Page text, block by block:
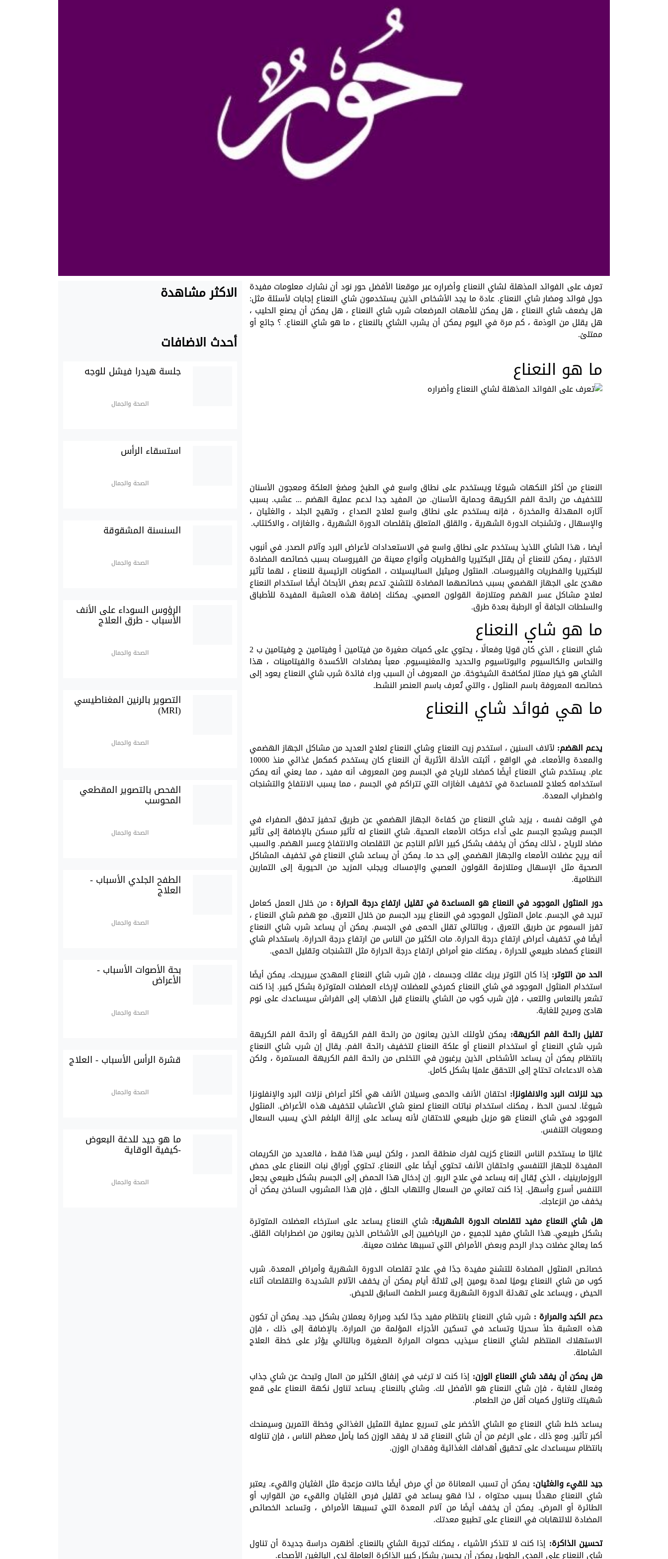
تعرف على الفوائد المذهلة لشاي النعناع وأضراره عبر موقعنا الأفضل حور نود أن نشارك معلومات مفيدة
حول فوائد ومضار شاي النعناع. عادة ما يجد الأشخاص الذين يستخدمون شاي النعناع إجابات لأسئلة مثل:
هل يضعف شاي النعناع ، هل يمكن للأمهات المرضعات شرب شاي النعناع ، هل يمكن أن يصنع الحليب ،
هل يقلل من الوذمة ، كم مرة في اليوم يمكن أن يشرب الشاي بالنعناع ، ما هو شاي النعناع. ؟ جائع أو
ممتلئ.
ما هو النعناع
النعناع من أكثر النكهات شيوعًا ويستخدم على نطاق واسع في الطبخ ومضغ العلكة ومعجون الأسنان
للتخفيف من رائحة الفم الكريهة وحماية الأسنان. من المفيد جدا لدعم عملية الهضم ... عشب. بسبب
آثاره المهدئة والمخدرة ، فإنه يستخدم على نطاق واسع لعلاج الصداع ، وتهيج الجلد ، والغثيان ،
والإسهال ، وتشنجات الدورة الشهرية ، والقلق المتعلق بتقلصات الدورة الشهرية ، والغازات ، والاكتئاب.
أيضا ، هذا الشاي اللذيذ يستخدم على نطاق واسع في الاستعدادات لأعراض البرد وآلام الصدر. في أنبوب
الاختبار ، يمكن للنعناع أن يقتل البكتيريا والفطريات وأنواع معينة من الفيروسات بسبب خصائصه المضادة
للبكتيريا والفطريات والفيروسات. المنثول وميثيل الساليسيلات ، المكونات الرئيسية للنعناع ، لهما تأثير
مهدئ على الجهاز الهضمي بسبب خصائصهما المضادة للتشنج. تدعم بعض الأبحاث أيضًا استخدام النعناع
لعلاج مشاكل عسر الهضم ومتلازمة القولون العصبي. يمكنك إضافة هذه العشبة المفيدة للأطباق
والسلطات الجافة أو الرطبة بعدة طرق.
ما هو شاي النعناع
شاي النعناع ، الذي كان قويًا وفعالًا ، يحتوي على كميات صغيرة من فيتامين أ وفيتامين ج وفيتامين ب 2
والنحاس والكالسيوم والبوتاسيوم والحديد والمغنيسيوم. معبأ بمضادات الأكسدة والفيتامينات ، هذا
الشاي هو خيار ممتاز لمكافحة الشيخوخة. من المعروف أن السبب وراء فائدة شرب شاي النعناع يعود إلى
خصائصه المعروفة باسم المنثول ، والتي تُعرف باسم العنصر النشط.
ما هي فوائد شاي النعناع
يدعم الهضم: لآلاف السنين ، استخدم زيت النعناع وشاي النعناع لعلاج العديد من مشاكل الجهاز الهضمي
والمعدة والأمعاء. في الواقع ، أثبتت الأدلة الأثرية أن النعناع كان يستخدم كمكمل غذائي منذ 10000
عام. يستخدم شاي النعناع أيضًا كمضاد للرياح في الجسم ومن المعروف أنه مفيد ، مما يعني أنه يمكن
استخدامه كعلاج للمساعدة في تخفيف الغازات التي تتراكم في الجسم ، مما يسبب الانتفاخ والتشنجات
واضطراب المعدة.
في الوقت نفسه ، يزيد شاي النعناع من كفاءة الجهاز الهضمي عن طريق تحفيز تدفق الصفراء في
الجسم ويشجع الجسم على أداء حركات الأمعاء الصحية. شاي النعناع له تأثير مسكن بالإضافة إلى تأثير
مضاد للرياح ، لذلك يمكن أن يخفف بشكل كبير الألم الناجم عن التقلصات والانتفاخ وعسر الهضم. والسبب
أنه يريح عضلات الأمعاء والجهاز الهضمي إلى حد ما. يمكن أن يساعد شاي النعناع في تخفيف المشاكل
الصحية مثل الإسهال ومتلازمة القولون العصبي والإمساك ويجلب المزيد من الحيوية إلى التمارين
النظامية.
دور المنثول الموجود في النعناع هو المساعدة في تقليل ارتفاع درجة الحرارة :من خلال العمل كعامل
تبريد في الجسم. عامل المنثول الموجود في النعناع يبرد الجسم من خلال التعرق. مع هضم شاي النعناع ،
تفرز السموم عن طريق التعرق ، وبالتالي تقلل الحمى في الجسم. يمكن أن يساعد شرب شاي النعناع
أيضًا في تخفيف أعراض ارتفاع درجة الحرارة. مات الكثير من الناس من ارتفاع درجة الحرارة. باستخدام شاي
النعناع كمضاد طبيعي للحرارة ، يمكنك منع أمراض ارتفاع درجة الحرارة مثل التشنجات وتقليل الحمى.
الحد من التوتر: إذا كان التوتر يربك عقلك وجسمك ، فإن شرب شاي النعناع المهدئ سيريحك. يمكن أيضًا
استخدام المنثول الموجود في شاي النعناع كمرخي للعضلات لإرخاء العضلات المتوترة بشكل كبير. إذا كنت
تشعر بالنعاس والتعب ، فإن شرب كوب من الشاي بالنعناع قبل الذهاب إلى الفراش سيساعدك على نوم
هادئ ومريح للغاية.
تقليل رائحة الفم الكريهة: يمكن لأولئك الذين يعانون من رائحة الفم الكريهة أو رائحة الفم الكريهة
شرب شاي النعناع أو استخدام النعناع أو علكة النعناع لتخفيف رائحة الفم. يقال إن شرب شاي النعناع
بانتظام يمكن أن يساعد الأشخاص الذين يرغبون في التخلص من رائحة الفم الكريهة المستمرة ، ولكن
هذه الادعاءات تحتاج إلى التحقق علميًا بشكل كامل.
جيد لنزلات البرد والانفلونزا: احتقان الأنف والحمى وسيلان الأنف هي أكثر أعراض نزلات البرد والإنفلونزا
شيوعًا. لحسن الحظ ، يمكنك استخدام نباتات النعناع لصنع شاي الأعشاب لتخفيف هذه الأعراض. المنثول
الموجود في شاي النعناع هو مزيل طبيعي للاحتقان لأنه يساعد على إزالة البلغم الذي يسبب السعال
وصعوبات التنفس.
غالبًا ما يستخدم الناس النعناع كزيت لفرك منطقة الصدر ، ولكن ليس هذا فقط ، فالعديد من الكريمات
المفيدة للجهاز التنفسي واحتقان الأنف تحتوي أيضًا على النعناع. تحتوي أوراق نبات النعناع على حمض
الروزمارينيك ، الذي يُقال إنه يساعد في علاج الربو. إن إدخال هذا الحمض إلى الجسم بشكل طبيعي يجعل
التنفس أسرع وأسهل. إذا كنت تعاني من السعال والتهاب الحلق ، فإن هذا المشروب الساخن يمكن أن
يخفف من انزعاجك.
هل شاي النعناع مفيد لتقلصات الدورة الشهرية: شاي النعناع يساعد على استرخاء العضلات المتوترة
بشكل طبيعي. هذا الشاي مفيد للجميع ، من الرياضيين إلى الأشخاص الذين يعانون من اضطرابات القلق.
كما يعالج عضلات جدار الرحم وبعض الأمراض التي تسببها عضلات معينة.
خصائص المنثول المضادة للتشنج مفيدة جدًا في علاج تقلصات الدورة الشهرية وأمراض المعدة. شرب
كوب من شاي النعناع يوميًا لمدة يومين إلى ثلاثة أيام يمكن أن يخفف الآلام الشديدة والتقلصات أثناء
الحيض ، ويساعد على تهدئة الدورة الشهرية وعسر الطمث السابق للحيض.
دعم الكبد والمرارة : شرب شاي النعناع بانتظام مفيد جدًا لكبد ومرارة يعملان بشكل جيد. يمكن أن تكون
هذه العشبة حلاً سحريًا وتساعد في تسكين الأجزاء المؤلمة من المرارة. بالإضافة إلى ذلك ، فإن
الاستهلاك المنتظم لشاي النعناع سيذيب حصوات المرارة الصغيرة وبالتالي يؤثر على خطة العلاج
الشاملة.
هل يمكن أن يفقد شاي النعناع الوزن: إذا كنت لا ترغب في إنفاق الكثير من المال وتبحث عن شاي جذاب
وفعال للغاية ، فإن شاي النعناع هو الأفضل لك. وشاي بالنعناع. يساعد تناول نكهة النعناع على قمع
شهيتك وتناول كميات أقل من الطعام.
يساعد خلط شاي النعناع مع الشاي الأخضر على تسريع عملية التمثيل الغذائي وخطة التمرين وسيمنحك
أكبر تأثير. ومع ذلك ، على الرغم من أن شاي النعناع قد لا يفقد الوزن كما يأمل معظم الناس ، فإن تناوله
بانتظام سيساعدك على تحقيق أهدافك الغذائية وفقدان الوزن.
جيد للقيء والغثيان: يمكن أن تسبب المعاناة من أي مرض أيضًا حالات مزعجة مثل الغثيان والقيء. يعتبر
شاي النعناع مهدئًا بسبب محتواه ، لذا فهو يساعد في تقليل فرص الغثيان والقيء من القوارب أو
الطائرة أو المرض. يمكن أن يخفف أيضًا من آلام المعدة التي تسببها الأمراض ، وتساعد الخصائص
المضادة للالتهابات في النعناع على تطبيع معدتك.
تحسين الذاكرة: إذا كنت لا تتذكر الأشياء ، يمكنك تجربة الشاي بالنعناع. أظهرت دراسة جديدة أن تناول
شاي النعناع على المدى الطويل يمكن أن يحسن بشكل كبير الذاكرة العاملة لدى البالغين الأصحاء.
الاكثر مشاهدة
أحدث الاضافات
جلسة هيدرا فيشل للوجه
الصحة والجمال
استسقاء الرأس
الصحة والجمال
السنسنة المشقوقة
الصحة والجمال
الرؤوس السوداء على الأنف
الأسباب - طرق العلاج
الصحة والجمال
التصوير بالرنين المغناطيسي
(MRI)
الصحة والجمال
الفحص بالتصوير المقطعي
المحوسب
الصحة والجمال
الطفح الجلدي الأسباب -
العلاج
الصحة والجمال
بحة الأصوات الأسباب -
الأعراض
الصحة والجمال
قشرة الرأس الأسباب - العلاج
الصحة والجمال
ما هو جيد للدغة البعوض
-كيفية الوقاية
الصحة والجمال